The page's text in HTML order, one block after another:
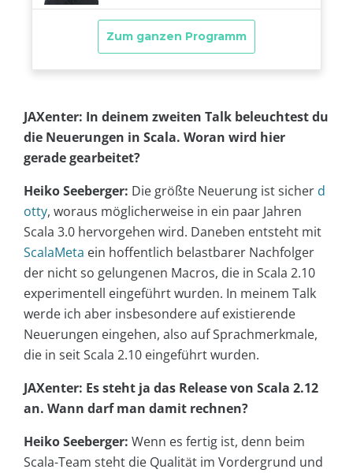
JAXenter: In deinem zweiten Talk beleuchtest du
die Neuerungen in Scala. Woran wird hier
gerade gearbeitet?
Heiko Seeberger: Die größte Neuerung ist sicher d
otty, woraus möglicherweise in ein paar Jahren
Scala 3.0 hervorgehen wird. Daneben entsteht mit
ScalaMeta ein hoffentlich belastbarer Nachfolger
der nicht so gelungenen Macros, die in Scala 2.10
experimentell eingeführt wurden. In meinem Talk
werde ich aber insbesondere auf existierende
Neuerungen eingehen, also auf Sprachmerkmale,
die in seit Scala 2.10 eingeführt wurden.
JAXenter: Es steht ja das Release von Scala 2.12
an. Wann darf man damit rechnen?
Heiko Seeberger: Wenn es fertig ist, denn beim
Scala-Team steht die Qualität im Vordergrund und